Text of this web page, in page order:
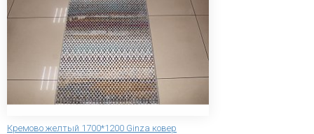
Кремово желтый 1700*1200 Ginza ковер